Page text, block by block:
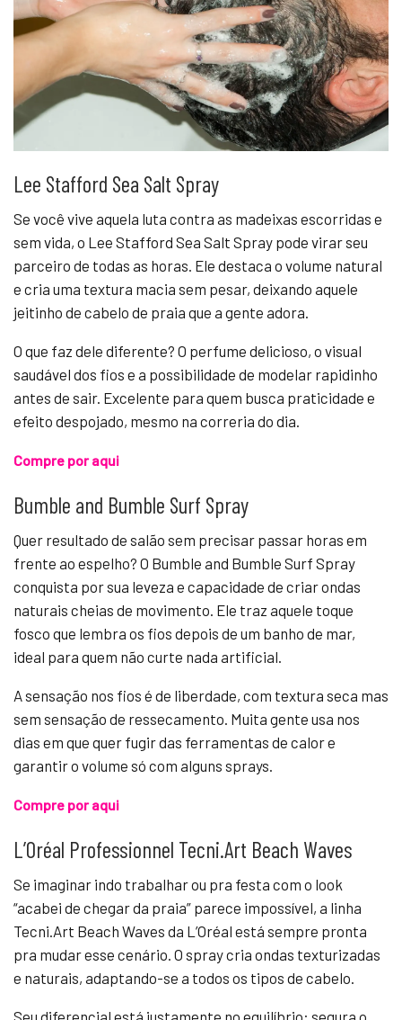
Lee Stafford Sea Salt Spray
Se você vive aquela luta contra as madeixas escorridas e
sem vida, o Lee Stafford Sea Salt Spray pode virar seu
parceiro de todas as horas. Ele destaca o volume natural
e cria uma textura macia sem pesar, deixando aquele
jeitinho de cabelo de praia que a gente adora.
O que faz dele diferente? O perfume delicioso, o visual
saudável dos fios e a possibilidade de modelar rapidinho
antes de sair. Excelente para quem busca praticidade e
efeito despojado, mesmo na correria do dia.
Compre por aqui
Bumble and Bumble Surf Spray
Quer resultado de salão sem precisar passar horas em
frente ao espelho? O Bumble and Bumble Surf Spray
conquista por sua leveza e capacidade de criar ondas
naturais cheias de movimento. Ele traz aquele toque
fosco que lembra os fios depois de um banho de mar,
ideal para quem não curte nada artificial.
A sensação nos fios é de liberdade, com textura seca mas
sem sensação de ressecamento. Muita gente usa nos
dias em que quer fugir das ferramentas de calor e
garantir o volume só com alguns sprays.
Compre por aqui
L’Oréal Professionnel Tecni.Art Beach Waves
Se imaginar indo trabalhar ou pra festa com o look
“acabei de chegar da praia” parece impossível, a linha
Tecni.Art Beach Waves da L’Oréal está sempre pronta
pra mudar esse cenário. O spray cria ondas texturizadas
e naturais, adaptando-se a todos os tipos de cabelo.
Seu diferencial está justamente no equilíbrio: segura o